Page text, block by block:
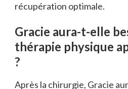
récupération optimale.
Gracie aura-t-elle
thérapie physique
?
Après la chirurgie, Gracie